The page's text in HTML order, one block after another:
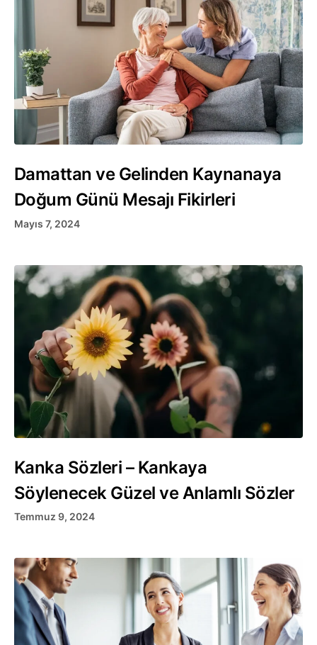
Damattan ve Gelinden Kaynanaya
Doğum Günü Mesajı Fikirleri
Mayıs 7, 2024
Kanka Sözleri – Kankaya
Söylenecek Güzel ve Anlamlı Sözler
Temmuz 9, 2024